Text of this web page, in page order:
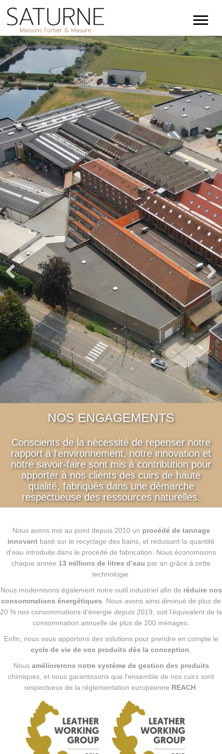
NOS ENGAGEMENTS
Conscients de la nécessité de repenser notre
rapport à l’environnement, notre innovation et
notre savoir-faire sont mis à contribution pour
apporter à nos clients des cuirs de haute
qualité, fabriqués dans une démarche
respectueuse des ressources naturelles.
Nous avons mis au point depuis 2010 un procédé de tannage
innovant basé sur le recyclage des bains, et réduisant la quantité
d’eau introduite dans le procédé de fabrication. Nous économisons
chaque année 13 millions de litres d’eau par an grâce à cette
technologie.
Nous modernisons également notre outil industriel afin de réduire nos
consommations énergétiques . Nous avons ainsi diminué de plus de
20 % nos consommations d’énergie depuis 2019, soit l’équivalent de la
consommation annuelle de plus de 200 ménages.
Enfin, nous vous apportons des solutions pour prendre en compte le
cycle de vie de vos produits dès la conception
Nous améliorerons notre système de gestion des produits
chimiques, et nous garantissons que l’ensemble de nos cuirs sont
respectueux de la réglementation européenne REACH